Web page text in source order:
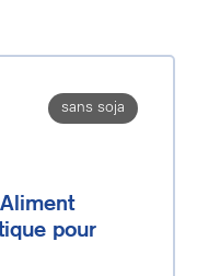
sans soja
pour